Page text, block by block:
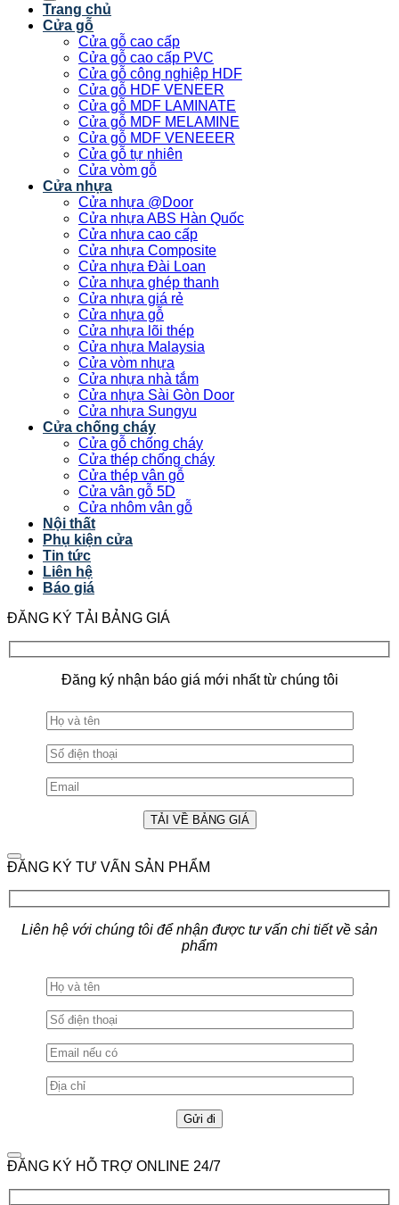
Trang chủ
Cửa gỗ
Cửa gỗ cao cấp
Cửa gỗ cao cấp PVC
Cửa gỗ công nghiệp HDF
Cửa gỗ HDF VENEER
Cửa gỗ MDF LAMINATE
Cửa gỗ MDF MELAMINE
Cửa gỗ MDF VENEEER
Cửa gỗ tự nhiên
Cửa vòm gỗ
Cửa nhựa
Cửa nhựa @Door
Cửa nhựa ABS Hàn Quốc
Cửa nhựa cao cấp
Cửa nhựa Composite
Cửa nhựa Đài Loan
Cửa nhựa ghép thanh
Cửa nhựa giá rẻ
Cửa nhựa gỗ
Cửa nhựa lõi thép
Cửa nhựa Malaysia
Cửa vòm nhựa
Cửa nhựa nhà tắm
Cửa nhựa Sài Gòn Door
Cửa nhựa Sungyu
Cửa chống cháy
Cửa gỗ chống cháy
Cửa thép chống cháy
Cửa thép vân gỗ
Cửa vân gỗ 5D
Cửa nhôm vân gỗ
Nội thất
Phụ kiện cửa
Tin tức
Liên hệ
Báo giá
ĐĂNG KÝ TẢI BẢNG GIÁ
Đăng ký nhận báo giá mới nhất từ chúng tôi
ĐĂNG KÝ TƯ VẤN SẢN PHẨM
Liên hệ với chúng tôi để nhận được tư vấn chi tiết về sản
phẩm
ĐĂNG KÝ HỖ TRỢ ONLINE 24/7